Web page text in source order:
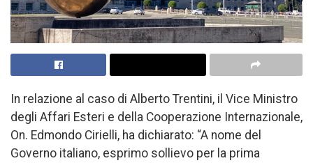
In relazione al caso di Alberto Trentini, il Vice Ministro
degli Affari Esteri e della Cooperazione Internazionale,
On. Edmondo Cirielli, ha dichiarato: “A nome del
Governo italiano, esprimo sollievo per la prima